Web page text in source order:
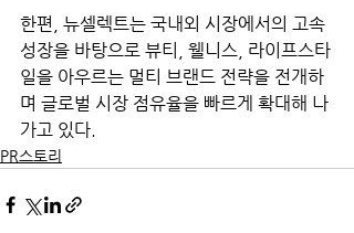
한편, 뉴셀렉트는 국내외 시장에서의 고속
성장을 바탕으로 뷰티, 웰니스, 라이프스타
일을 아우르는 멀티 브랜드 전략을 전개하
며 글로벌 시장 점유율을 빠르게 확대해 나
가고 있다.
PR스토리